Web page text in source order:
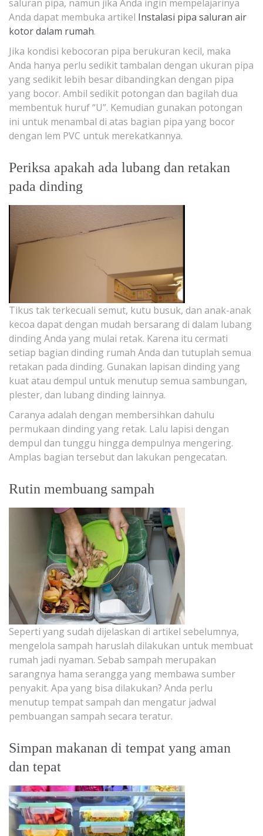
saluran pipa, namun jika Anda ingin mempelajarinya
Anda dapat membuka artikel Instalasi pipa saluran air
kotor dalam rumah.
Jika kondisi kebocoran pipa berukuran kecil, maka
Anda hanya perlu sedikit tambalan dengan ukuran pipa
yang sedikit lebih besar dibandingkan dengan pipa
yang bocor. Ambil sedikit potongan dan bagilah dua
membentuk huruf “U”. Kemudian gunakan potongan
ini untuk menambal di atas bagian pipa yang bocor
dengan lem PVC untuk merekatkannya.
Periksa apakah ada lubang dan retakan
pada dinding
Tikus tak terkecuali semut, kutu busuk, dan anak-anak
kecoa dapat dengan mudah bersarang di dalam lubang
dinding Anda yang mulai retak. Karena itu cermati
setiap bagian dinding rumah Anda dan tutuplah semua
retakan pada dinding. Gunakan lapisan dinding yang
kuat atau dempul untuk menutup semua sambungan,
plester, dan lubang dinding lainnya.
Caranya adalah dengan membersihkan dahulu
permukaan dinding yang retak. Lalu lapisi dengan
dempul dan tunggu hingga dempulnya mengering.
Amplas bagian tersebut dan lakukan pengecatan.
Rutin membuang sampah
Seperti yang sudah dijelaskan di artikel sebelumnya,
mengelola sampah haruslah dilakukan untuk membuat
rumah jadi nyaman. Sebab sampah merupakan
sarangnya hama serangga yang membawa sumber
penyakit. Apa yang bisa dilakukan? Anda perlu
menutup tempat sampah dan mengatur jadwal
pembuangan sampah secara teratur.
Simpan makanan di tempat yang aman
dan tepat